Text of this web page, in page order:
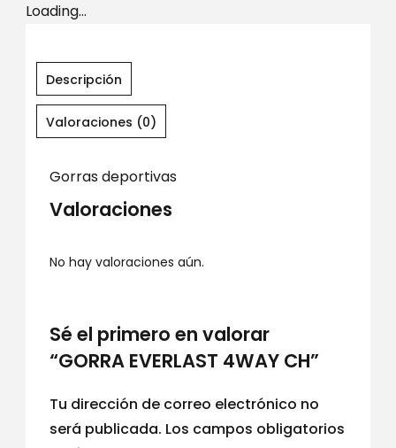
Loading...
Descripción
Valoraciones (0)
Gorras deportivas
Valoraciones
No hay valoraciones aún.
Sé el primero en valorar
“GORRA EVERLAST 4WAY CH”
Tu dirección de correo electrónico no
será publicada. Los campos obligatorios